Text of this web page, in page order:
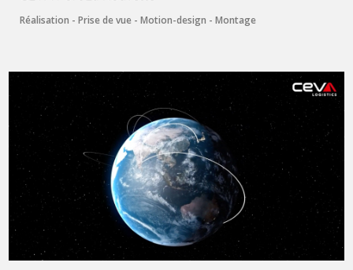
Réalisation - Prise de vue - Motion-design - Montage